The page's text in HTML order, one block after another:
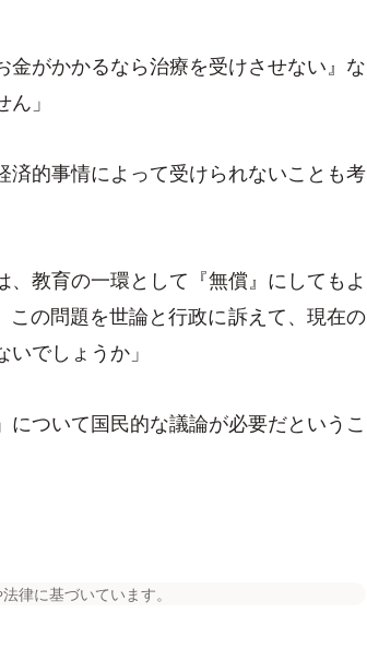
がかかるなら治療を受けさせない』な
」
的事情によって受けられないことも考
、教育の一環として『無償』にしてもよ
の問題を世論と行政に訴えて、現在の
でしょうか」
ついて国民的な議論が必要だというこ
律に基づいています。